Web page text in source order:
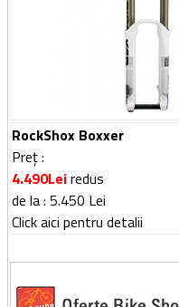
RockShox Boxxer
Preț :
4.490Leiredus
de la: 5.450 Lei
Click aici pentru detalii